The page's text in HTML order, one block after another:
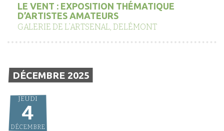
LE VENT : EXPOSITION THÉMATIQUE
D’ARTISTES AMATEURS
GALERIE DE L’ARTSENAL, DELÉMONT
DÉCEMBRE 2025
JEUDI
4
DÉCEMBRE